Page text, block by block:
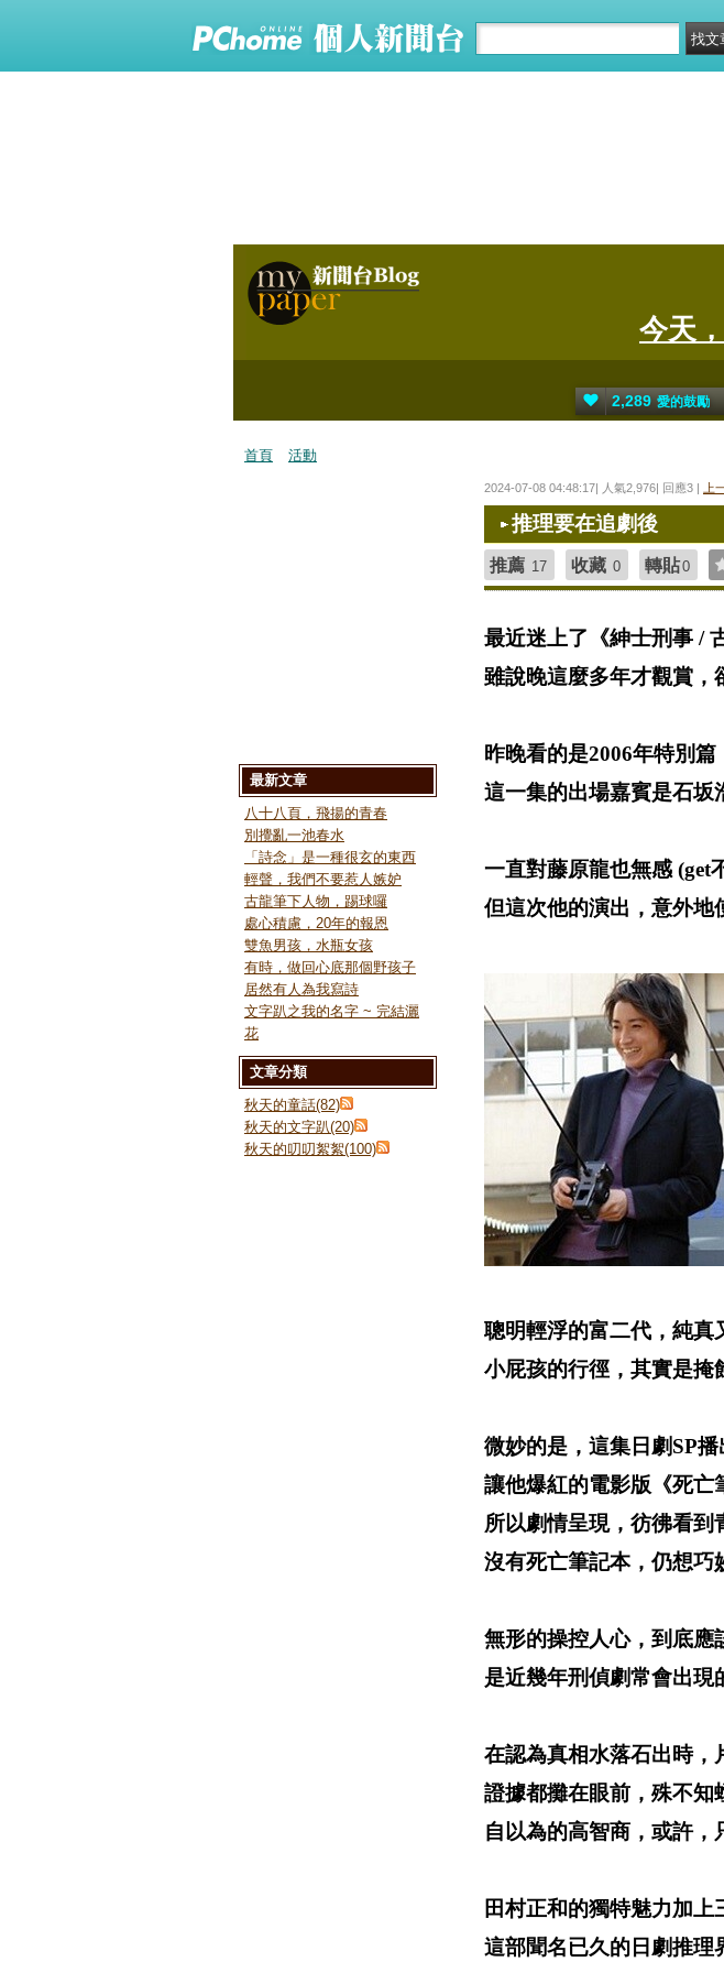
今天
2,289 愛的鼓勵
首頁 活動
2024-07-08 04:48:17| 人氣2,976| 回應3 | 上
推理要在追劇後
推薦 17 收藏 0 轉貼0
最近迷上了《紳士刑事 /
雖說晚這麼多年才觀賞，
昨晚看的是2006年特別篇
這一集的出場嘉賓是石坂
一直對藤原龍也無感 (get
但這次他的演出，意外地
聰明輕浮的富二代，純真
小屁孩的行徑，其實是掩
微妙的是，這集日劇SP
讓他爆紅的電影版《死亡
所以劇情呈現，彷彿看到
沒有死亡筆記本，仍想巧
無形的操控人心，到底應
是近幾年刑偵劇常會出現
在認為真相水落石出時，
證據都攤在眼前，殊不知
自以為的高智商，或許，
田村正和的獨特魅力加上
這部聞名已久的日劇推理
最新文章
八十八頁，飛揚的青春
別攪亂一池春水
「詩念」是一種很玄的東西
輕聲，我們不要惹人嫉妒
古龍筆下人物，踢球囉
處心積慮，20年的報恩
雙魚男孩，水瓶女孩
有時，做回心底那個野孩子
居然有人為我寫詩
文字趴之我的名字 ~ 完結灑
花
文章分類
秋天的童話(82)
秋天的文字趴(20)
秋天的叨叨絮絮(100)